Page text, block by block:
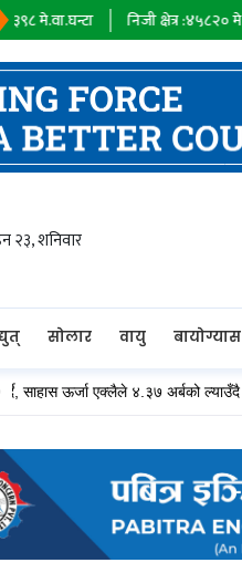
निजी क्षेत्र : ४५८२०मे.वा.घन्टा
२३, शनिवार
सोलार वायु बायोग्यास
ऊर्जा एक्लैले ४.३७ अर्बको ल्याउँदै